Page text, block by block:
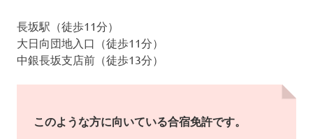
長坂駅（徒歩11分）
大日向団地入口（徒歩11分）
中銀長坂支店前（徒歩13分）
このような方に向いている合宿免許です。